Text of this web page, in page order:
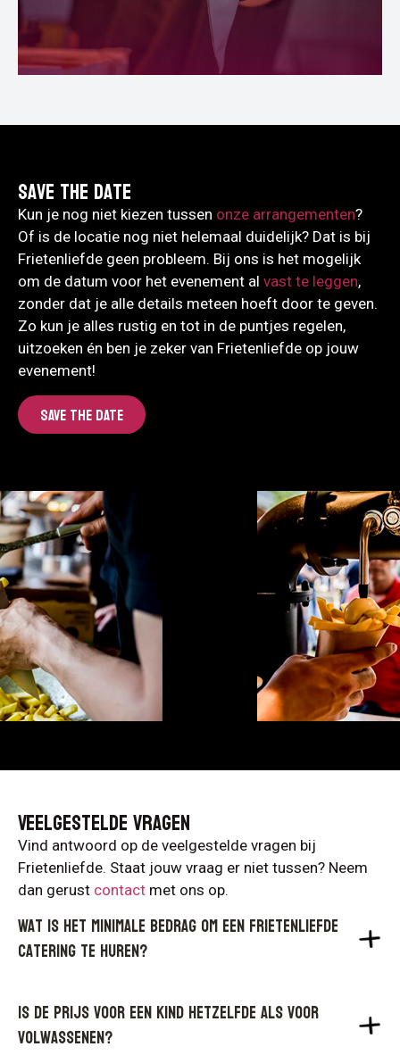
Save the date
Kun je nog niet kiezen tussen onze arrangementen?
Of is de locatie nog niet helemaal duidelijk? Dat is bij
Frietenliefde geen probleem. Bij ons is het mogelijk
om de datum voor het evenement al vast te leggen,
zonder dat je alle details meteen hoeft door te geven.
Zo kun je alles rustig en tot in de puntjes regelen,
uitzoeken én ben je zeker van Frietenliefde op jouw
evenement!
SAVE THE DATE
Veelgestelde vragen
Vind antwoord op de veelgestelde vragen bij
Frietenliefde. Staat jouw vraag er niet tussen? Neem
dan gerust contact met ons op.
Wat is het minimale bedrag om een Frietenliefde
catering te huren?
Is de prijs voor een kind hetzelfde als voor
volwassenen?